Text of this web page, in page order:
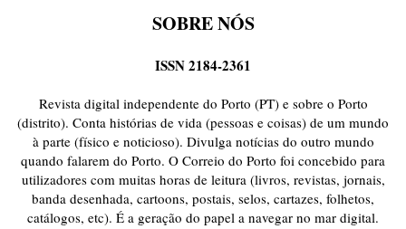
SOBRE NÓS
ISSN 2184-2361
Revista digital independente do Porto (PT) e sobre o Porto
(distrito). Conta histórias de vida (pessoas e coisas) de um mundo
à parte (físico e noticioso). Divulga notícias do outro mundo
quando falarem do Porto. O Correio do Porto foi concebido para
utilizadores com muitas horas de leitura (livros, revistas, jornais,
banda desenhada, cartoons, postais, selos, cartazes, folhetos,
catálogos, etc). É a geração do papel a navegar no mar digital.